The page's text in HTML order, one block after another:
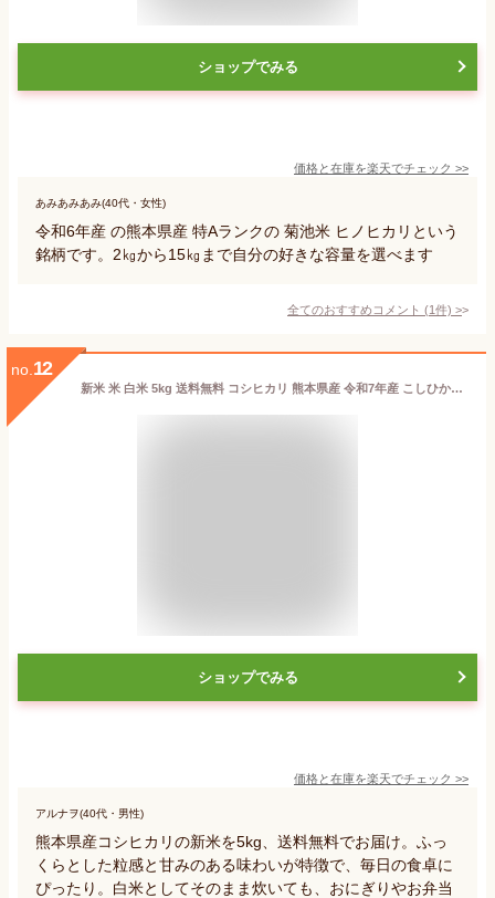
ショップでみる
価格と在庫を楽天でチェック >>
あみあみあみ(40代・女性)
令和6年産 の熊本県産 特Aランクの 菊池米 ヒノヒカリという
銘柄です。2㎏から15㎏まで自分の好きな容量を選べます
全てのおすすめコメント (1件) >
no. 12
新米 米 白米 5kg 送料無料 コシヒカリ 熊本県産 令和7年産 こしひかり 米 5kg 送料無料 白米 お米 5kg 送料無料 米5kg 送料無料 こめたつ
ショップでみる
価格と在庫を楽天でチェック >>
アルナヲ(40代・男性)
熊本県産コシヒカリの新米を5kg、送料無料でお届け。ふっ
くらとした粒感と甘みのある味わいが特徴で、毎日の食卓に
ぴったり。白米としてそのまま炊いても、おにぎりやお弁当